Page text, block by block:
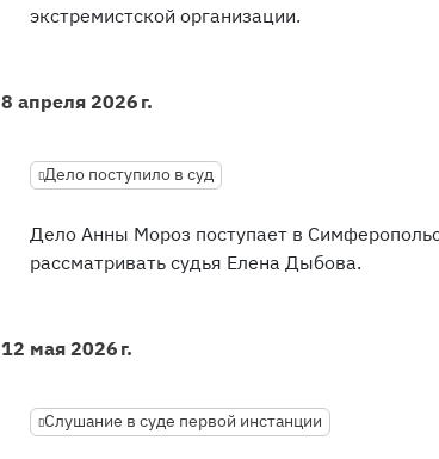
экстремистской организации.
8 апреля 2026 г.
Дело поступило в суд
Дело Анны Мороз поступает в
рассматривать судья Елена Дыбова.
12 мая 2026 г.
Слушание в суде первой инстанции